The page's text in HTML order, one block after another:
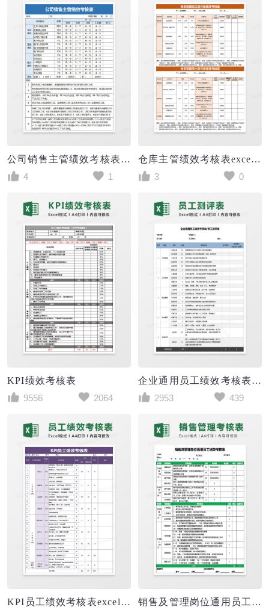
公司销售主管绩效考核表excel模板
4
1
仓库主管绩效考核表excel模版
3
0
KPI绩效考核表
9556
2064
企业通用员工绩效考核表员工测评Excel表格
2953
439
KPI员工绩效考核表excel模板
销售及管理岗位通用员工绩效考核表excel表格模板